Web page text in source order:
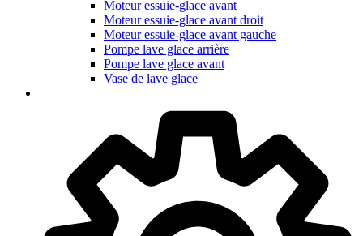
Moteur essuie-glace avant
Moteur essuie-glace avant droit
Moteur essuie-glace avant gauche
Pompe lave glace arrière
Pompe lave glace avant
Vase de lave glace